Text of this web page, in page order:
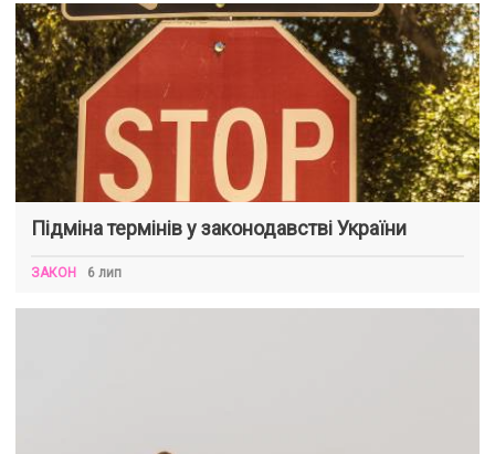
Підміна термінів у законодавстві України
ЗАКОН 6 лип